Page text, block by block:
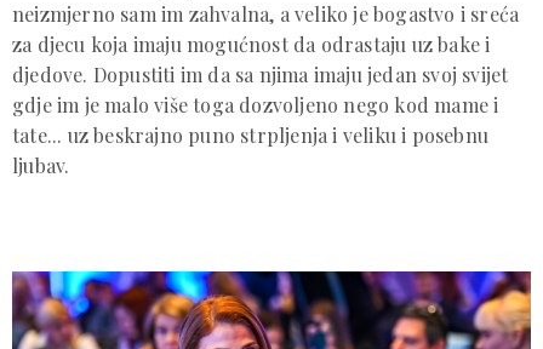
neizmjerno sam im zahvalna, a veliko je bogastvo i sreća
za djecu koja imaju mogućnost da odrastaju uz bake i
djedove. Dopustiti im da sa njima imaju jedan svoj svijet
gdje im je malo više toga dozvoljeno nego kod mame i
tate... uz beskrajno puno strpljenja i veliku i posebnu
ljubav.